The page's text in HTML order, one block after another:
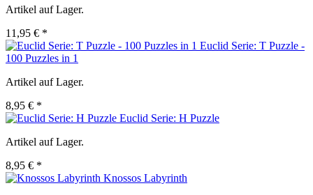
Artikel auf Lager.
11,95 € *
Euclid Serie: T Puzzle -
100 Puzzles in 1
Artikel auf Lager.
8,95 € *
Euclid Serie: H Puzzle
Artikel auf Lager.
8,95 € *
Knossos Labyrinth